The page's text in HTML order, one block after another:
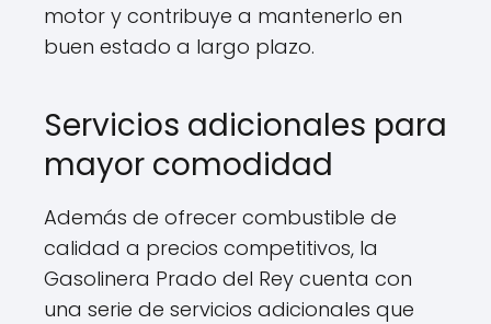
motor y contribuye a mantenerlo en
buen estado a largo plazo.
Servicios adicionales para
mayor comodidad
Además de ofrecer combustible de
calidad a precios competitivos, la
Gasolinera Prado del Rey cuenta con
una serie de servicios adicionales que